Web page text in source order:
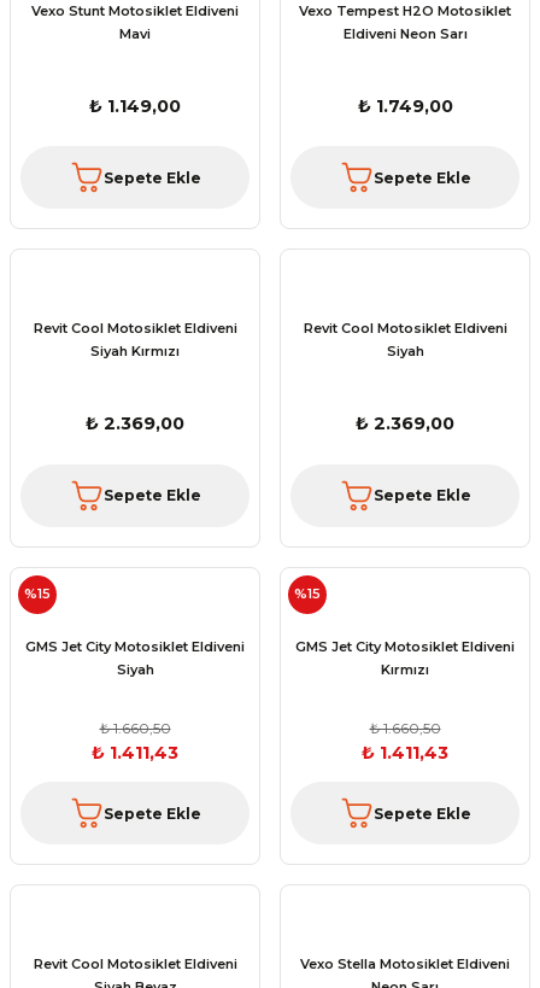
Vexo Stunt Motosiklet Eldiveni
Mavi
₺ 1.149,00
Sepete Ekle
Vexo Tempest H2O Motosiklet
Eldiveni Neon Sarı
₺ 1.749,00
Sepete Ekle
Revit Cool Motosiklet Eldiveni
Siyah Kırmızı
₺ 2.369,00
Sepete Ekle
Revit Cool Motosiklet Eldiveni
Siyah
₺ 2.369,00
Sepete Ekle
%15
GMS Jet City Motosiklet Eldiveni
Siyah
₺ 1.660,50
₺ 1.411,43
Sepete Ekle
%15
GMS Jet City Motosiklet Eldiveni
Kırmızı
₺ 1.660,50
₺ 1.411,43
Sepete Ekle
Revit Cool Motosiklet Eldiveni
Vexo Stella Motosiklet Eldiveni